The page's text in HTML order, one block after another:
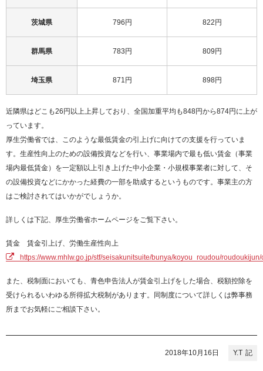
茨城県 796円 822円
群馬県 783円 809円
埼玉県 871円 898円
近隣県はどこも26円以上上昇しており、全国加重平均も848円から874円に上が
っています。
厚生労働省では、このような最低賃金の引上げに向けての支援を行っていま
す。生産性向上のための設備投資などを行い、事業場内で最も低い賃金（事業
場内最低賃金）を一定額以上引き上げた中小企業・小規模事業者に対して、そ
の設備投資などにかかった経費の一部を助成するというものです。事業主の方
はご検討されてはいかがでしょうか。
詳しくは下記、厚生労働省ホームページをご覧下さい。
賃金 賃金引上げ、労働生産性向上
https://www.mhlw.go.jp/stf/seisakunitsuite/bunya/koyou_roudou/
また、税制面においても、青色申告法人が賃金引上げをした場合、税額控除を
受けられるいわゆる所得拡大税制があります。同制度について詳しくは弊事務
所までお気軽にご相談下さい。
Y.T
2018年10月16日